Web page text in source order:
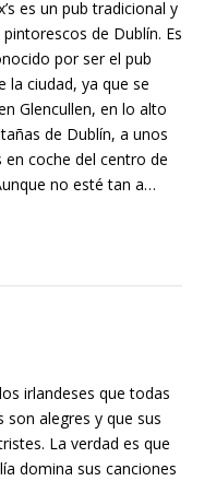
es un pub tradicional y
de Dublín. Es
por ser el pub
la ciudad, ya que se
Glencullen, en lo alto
de Dublín, a unos
en coche del centro de
no esté tan a…
irlandeses que todas
son alegres y que sus
La verdad es que
domina sus canciones